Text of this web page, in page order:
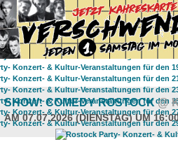
SHOW: COMEDY ROSTOCK@
AM 07.07.2026 (DIENSTAG) UM